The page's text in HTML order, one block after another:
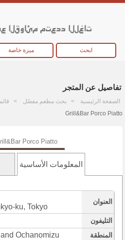
ميزة خاصة ابحث
تفاصيل عن المتجر
الصفحة الرئيسية بحث مطعم مفصّل
Grill&Bar Porco Piatto
Porco Piatto
المعلومات الأساسية
العنوان
ku, Tokyo
التليفون
المنطقة Ochanomizu